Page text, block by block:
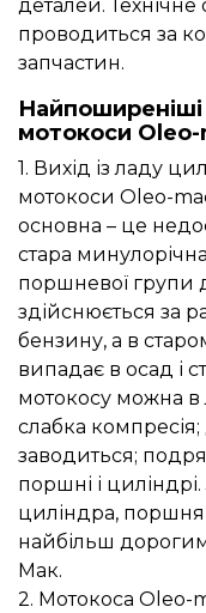
деталей.
проводиться за
запчастин.
мотокоси
1. Вихід із ладу
мотокоси Oleo-
основна – це
стара
поршневої групи
здійснюється за
бензину, а в
випадає в осад і
мотокосу можна в
слабка
заводиться;
поршні і
циліндра, поршня,
найбільш
Мак.
2. Мотокоса Oleo-